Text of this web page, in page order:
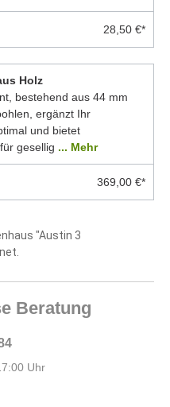
28,50 €*
Holz
bestehend aus 44 mm
ergänzt Ihr
und bietet
gesellig ... Mehr
369,00 €*
"Austin 3
Beratung
Uhr